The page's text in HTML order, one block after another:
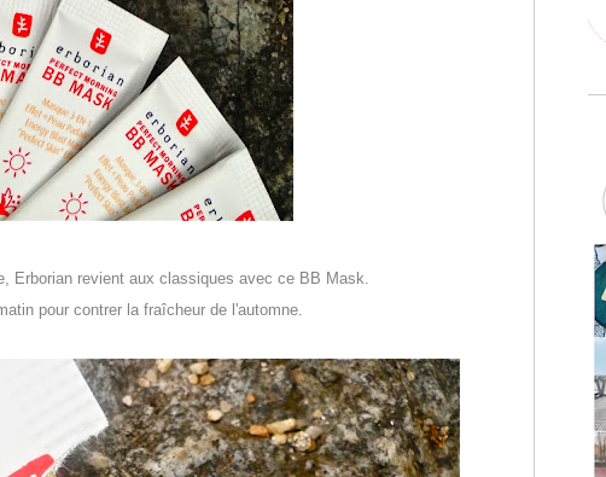
Erborian revient aux classiques avec ce BB Mask.
pour contrer la fraîcheur de l'automne.